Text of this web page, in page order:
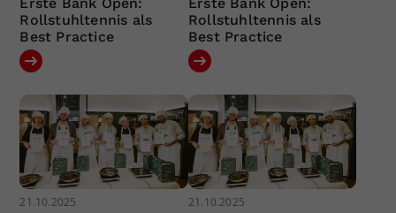
Rollstuhltennis als
Best Practice
Rollstuhltennis als
Best Practice
21.10.2025 21.10.2025